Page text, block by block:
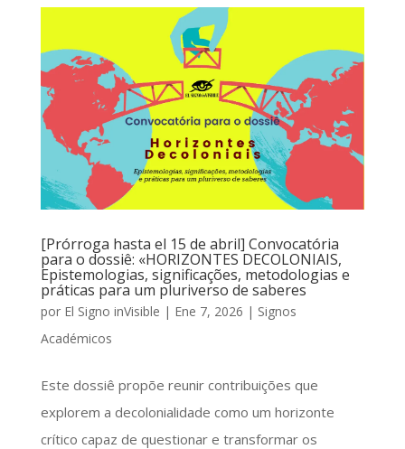
[Prórroga hasta el 15 de abril] Convocatória
para o dossiê: «HORIZONTES DECOLONIAIS,
Epistemologias, significações, metodologias e
práticas para um pluriverso de saberes
por El Signo inVisible | Ene 7, 2026 | Signos
Académicos
Este dossiê propõe reunir contribuições que
explorem a decolonialidade como um horizonte
crítico capaz de questionar e transformar os